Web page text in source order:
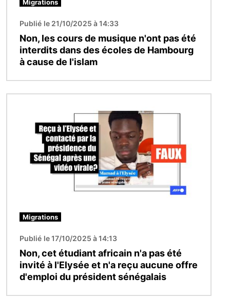
Migrations
Publié le 21/10/2025 à 14:33
Non, les cours de musique n'ont pas été
interdits dans des écoles de Hambourg
à cause de l'islam
Migrations
Publié le 17/10/2025 à 14:13
Non, cet étudiant africain n'a pas été
invité à l'Elysée et n'a reçu aucune offre
d'emploi du président sénégalais